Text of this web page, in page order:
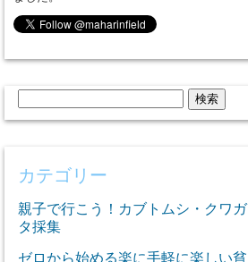
索:
カテゴリー
親子で行こう！カブトムシ・クワガ
タ採集
ゼロから始める楽に手軽に楽しい貧